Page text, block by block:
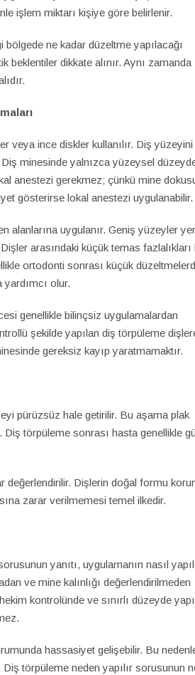
işlem miktarı kişiye göre belirlenir.
ne kadar düzeltme yapılacağı
beklentiler dikkate alınır. Aynı zamanda
veya ince diskler kullanılır. Diş yüzeyini
minesinde yalnızca yüzeysel
anestezi gerekmez; çünkü mine
gösterirse lokal anestezi uygulanabilir.
alanlarına uygulanır. Geniş yüzeyler
arasındaki küçük temas fazlalıkları
ortodonti sonrası küçük
olur.
genellikle bilinçsiz uygulamalardan
şekilde yapılan diş törpüleme
gereksiz kayıp yaratmamaktır.
pürüzsüz hale getirilir. Bu aşama plak
törpüleme sonrası hasta genellikle
değerlendirilir. Dişlerin doğal formu
zarar verilmemesi temel ilkedir.
yanıtı, uygulamanın nasıl
ve mine kalınlığı değerlendirilmeden
kontrolünde ve sınırlı düzeyde
hassasiyet gelişebilir. Bu
törpüleme neden yapılır sorusunun